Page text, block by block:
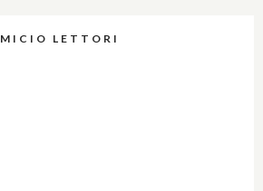
MICIO LETTORI